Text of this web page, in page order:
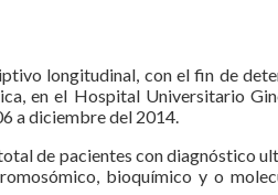
longitudinal, con el fin de
en el Hospital Universitario
a diciembre del 2014.
de pacientes con diagnóstico
bioquímico y o